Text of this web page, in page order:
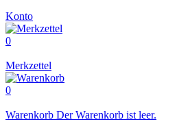
Konto
0
Merkzettel
0
Warenkorb Der Warenkorb ist leer.